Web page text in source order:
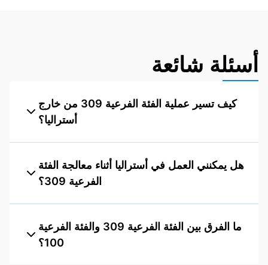
أسئلة شائعة
كيف تسير عملية الفئة الفرعية 309 من خارج
أستراليا؟
هل يمكنني العمل في أستراليا أثناء معالجة الفئة
الفرعية 309؟
ما الفرق بين الفئة الفرعية 309 والفئة الفرعية
100؟